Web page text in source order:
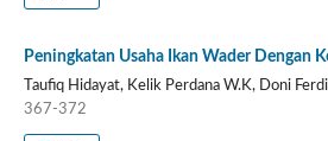
Peningkatan Usaha Ikan Wader Dengan
Taufiq Hidayat, Kelik Perdana W.K, Doni
367-372